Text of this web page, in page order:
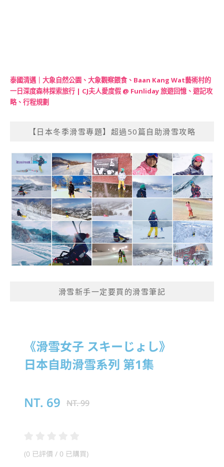
泰國清邁｜大象自然公園、大象觀察餵食、Baan Kang Wat藝術村的
一日深度森林探索旅行 | CJ夫人愛度假 @ Funliday 旅遊回憶、遊記攻
略、行程規劃
【日本冬季滑雪專題】超過50篇自助滑雪攻略
滑雪新手一定要買的滑雪筆記